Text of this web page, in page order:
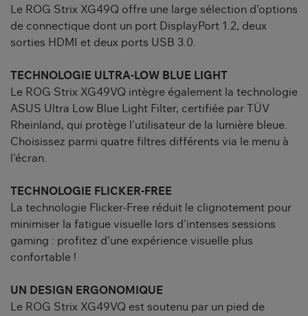
Le ROG Strix XG49Q offre une large sélection d'options
de connectique dont un port DisplayPort 1.2, deux
sorties HDMI et deux ports USB 3.0.
TECHNOLOGIE ULTRA-LOW BLUE LIGHT
Le ROG Strix XG49VQ intègre également la technologie
ASUS Ultra Low Blue Light Filter, certifiée par TÜV
Rheinland, qui protège l'utilisateur de la lumière bleue.
Choisissez parmi quatre filtres différents via le menu à
l'écran.
TECHNOLOGIE FLICKER-FREE
La technologie Flicker-Free réduit le clignotement pour
minimiser la fatigue visuelle lors d'intenses sessions
gaming : profitez d'une expérience visuelle plus
confortable !
UN DESIGN ERGONOMIQUE
Le ROG Strix XG49VQ est soutenu par un pied de